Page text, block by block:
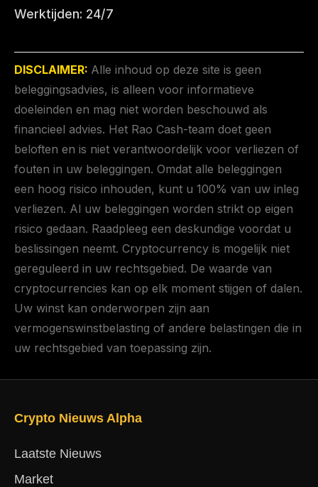
Werktijden: 24/7
DISCLAIMER: Alle inhoud op deze site is geen
beleggingsadvies, is alleen voor informatieve
doeleinden en mag niet worden beschouwd als
financieel advies. Het Rao Cash-team doet geen
beloften en is niet verantwoordelijk voor verliezen of
fouten in uw beleggingen. Omdat alle beleggingen
een hoog risico inhouden, kunt u 100% van uw inleg
verliezen. Al uw beleggingen worden strikt op eigen
risico gedaan. Raadpleeg een deskundige voordat u
beslissingen neemt. Cryptocurrency is mogelijk niet
gereguleerd in uw rechtsgebied. De waarde van
cryptocurrencies kan op elk moment stijgen of dalen.
Uw winst kan onderworpen zijn aan
vermogenswinstbelasting of andere belastingen die in
uw rechtsgebied van toepassing zijn.
Crypto Nieuws Alpha
Laatste Nieuws
Market